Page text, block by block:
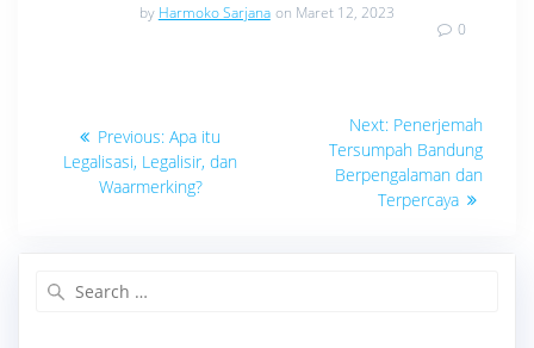
by Harmoko Sarjana on Maret 12, 2023
0
pos
Previous: Previous
post:
Apa itu
Legalisasi, Legalisir, dan
Waarmerking?
Next: Next
post:
Penerjemah
Tersumpah Bandung
Berpengalaman dan
Terpercaya